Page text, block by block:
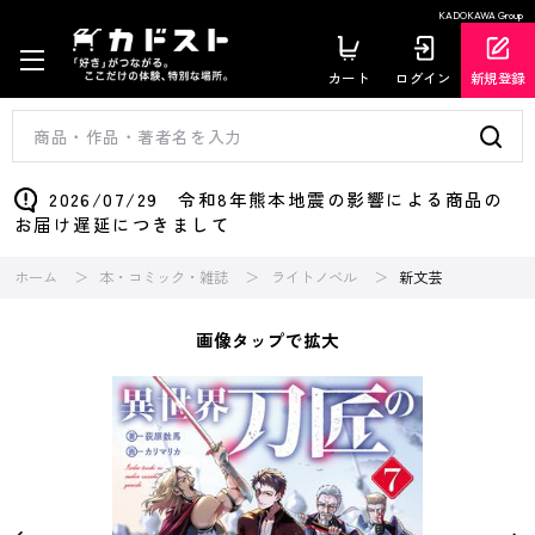
KADOKAWA Group
カート ログイン 新規登録
2026/07/29 令和8年熊本地震の影響による商品の
お届け遅延につきまして
ホーム 本・コミック・雑誌 ライトノベル 新文芸
画像タップで拡大